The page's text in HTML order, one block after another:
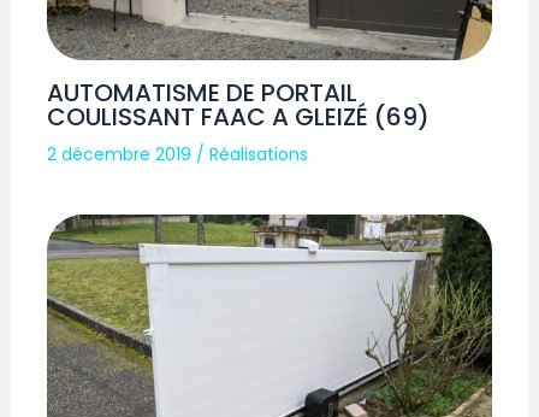
AUTOMATISME DE PORTAIL
COULISSANT FAAC A GLEIZÉ (69)
2 décembre 2019 /Réalisations